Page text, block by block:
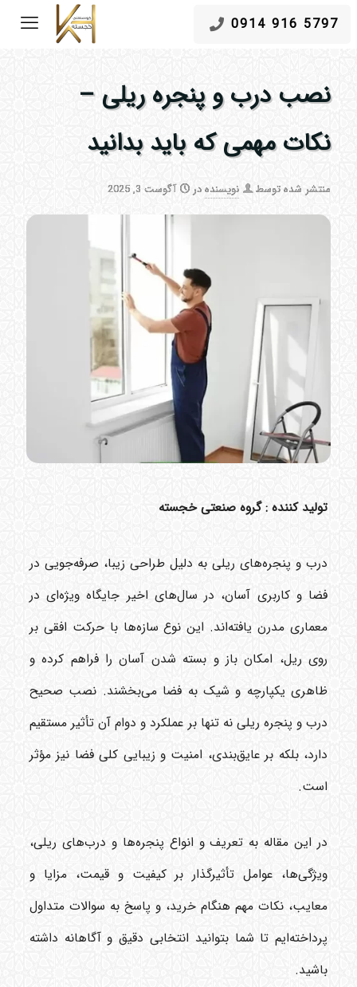
5797 916 0914
نصب درب و پنجره ریلی –
نکات مهمی که باید بدانید
منتشر شده توسط نویسندهدر آگوست 3, 2025
تولید کننده : گروه صنعتی خجسته
درب و پنجره‌های ریلی به دلیل طراحی زیبا، صرفه‌جویی در
فضا و کاربری آسان، در سال‌های اخیر جایگاه ویژه‌ای در
معماری مدرن یافته‌اند. این نوع سازه‌ها با حرکت افقی بر
روی ریل، امکان باز و بسته شدن آسان را فراهم کرده و
ظاهری یکپارچه و شیک به فضا می‌بخشند. نصب صحیح
درب و پنجره ریلی نه تنها بر عملکرد و دوام آن تأثیر مستقیم
دارد، بلکه بر عایق‌بندی، امنیت و زیبایی کلی فضا نیز مؤثر
است.
در این مقاله به تعریف و انواع پنجره‌ها و درب‌های ریلی،
ویژگی‌ها، عوامل تأثیرگذار بر کیفیت و قیمت، مزایا و
معایب، نکات مهم هنگام خرید، و پاسخ به سوالات متداول
پرداخته‌ایم تا شما بتوانید انتخابی دقیق و آگاهانه داشته
باشید.